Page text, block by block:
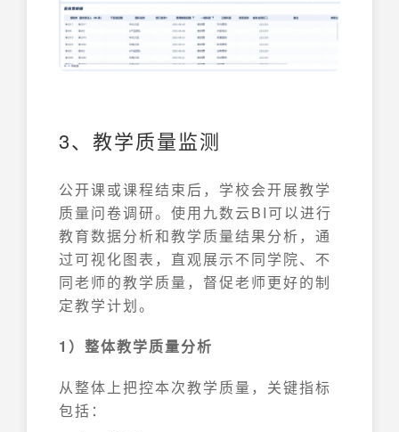
3、教学质量监测
公开课或课程结束后，学校会开展教学
质量问卷调研。使用九数云BI可以进行
教育数据分析和教学质量结果分析，通
过可视化图表，直观展示不同学院、不
同老师的教学质量，督促老师更好的制
定教学计划。
1）整体教学质量分析
从整体上把控本次教学质量，关键指标
包括：